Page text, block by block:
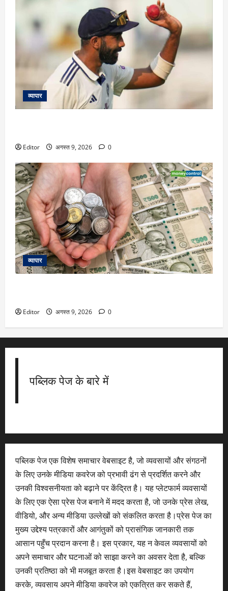
व्यापार
Editor अगस्त 9, 2026 0
व्यापार
Editor अगस्त 9, 2026 0
पब्लिक पेज के बारे में
पब्लिक पेज एक विशेष समाचार वेबसाइट है, जो व्यवसायों और संगठनों
के लिए उनके मीडिया कवरेज को प्रभावी ढंग से प्रदर्शित करने और
उनकी विश्वसनीयता को बढ़ाने पर केंद्रित है। यह प्लेटफार्म व्यवसायों
के लिए एक ऐसा प्रेस पेज बनाने में मदद करता है, जो उनके प्रेस लेख,
वीडियो, और अन्य मीडिया उल्लेखों को संकलित करता है।प्रेस पेज का
मुख्य उद्देश्य पत्रकारों और आगंतुकों को प्रासंगिक जानकारी तक
आसान पहुँच प्रदान करना है। इस प्रकार, यह न केवल व्यवसायों को
अपने समाचार और घटनाओं को साझा करने का अवसर देता है, बल्कि
उनकी प्रतिष्ठा को भी मजबूत करता है।इस वेबसाइट का उपयोग
करके, व्यवसाय अपने मीडिया कवरेज को एकत्रित कर सकते हैं,